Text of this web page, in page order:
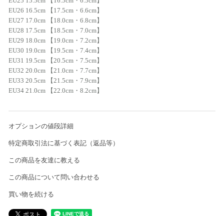
EU26 16.5cm 【17.5cm・6.6cm】
EU27 17.0cm 【18.0cm・6.8cm】
EU28 17.5cm 【18.5cm・7.0cm】
EU29 18.0cm 【19.0cm・7.2cm】
EU30 19.0cm 【19.5cm・7.4cm】
EU31 19.5cm 【20.5cm・7.5cm】
EU32 20.0cm 【21.0cm・7.7cm】
EU33 20.5cm 【21.5cm・7.9cm】
EU34 21.0cm 【22.0cm・8.2cm】
オプションの値段詳細
特定商取引法に基づく表記（返品等）
この商品を友達に教える
この商品について問い合わせる
買い物を続ける